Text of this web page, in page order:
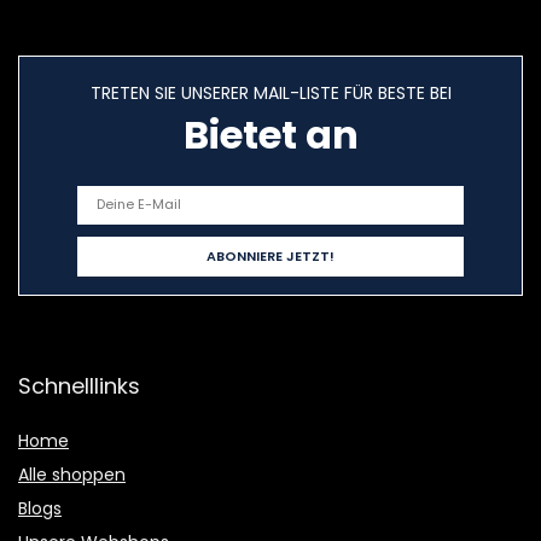
TRETEN SIE UNSERER MAIL-LISTE FÜR BESTE BEI
Bietet an
Schnelllinks
Home
Alle shoppen
Blogs